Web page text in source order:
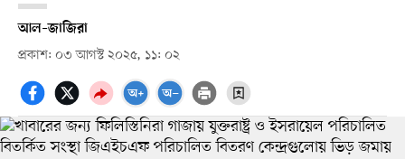
আল–জাজিরা
প্রকাশ: ০৩ আগস্ট ২০২৫, ১১: ০২